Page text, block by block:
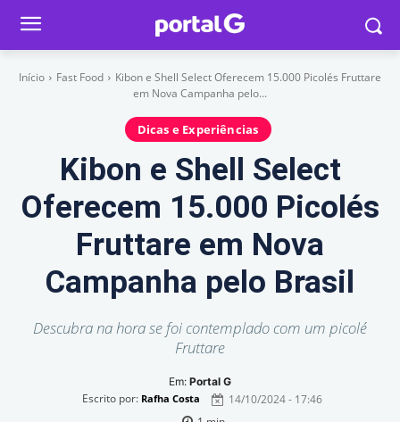
Início Fast Food
Kibon e Shell Select Oferecem 15.000 Picolés Fruttare
em Nova Campanha pelo...
Dicas e Experiências
Kibon e Shell Select
Oferecem 15.000 Picolés
Fruttare em Nova
Campanha pelo Brasil
Descubra na hora se foi contemplado com um picolé
Fruttare
Em: Portal G
Escrito por: Rafha Costa
14/10/2024 - 17:46